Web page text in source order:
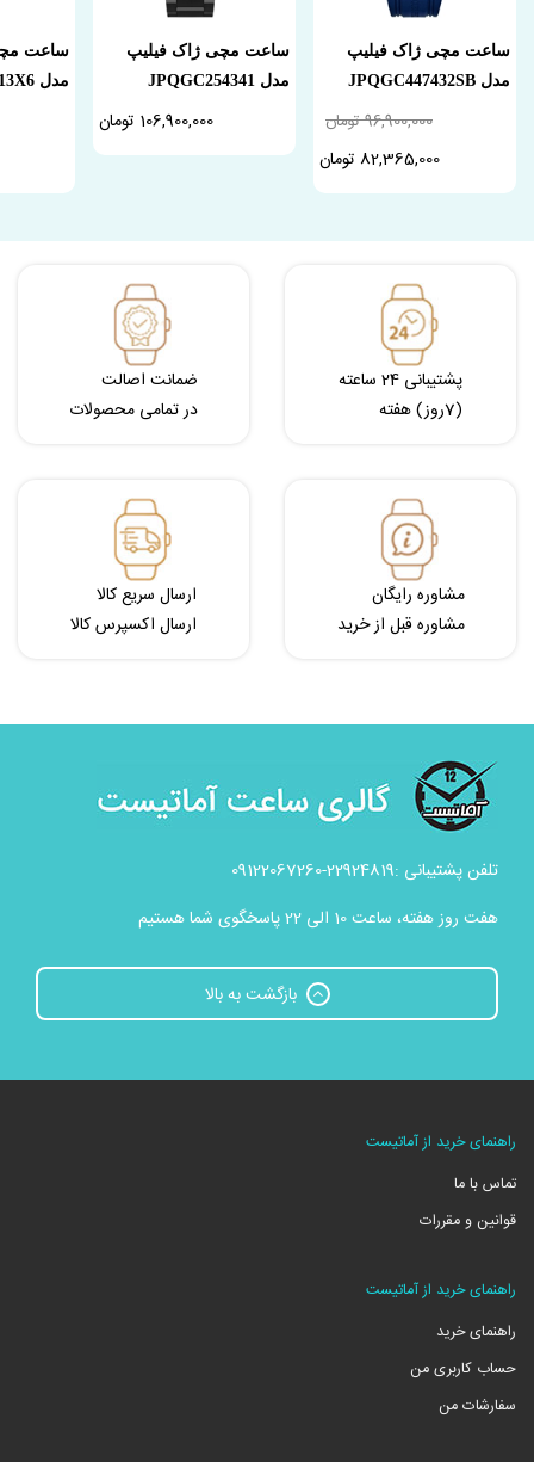
ساعت مچی ژاک فیلیپ
مدل JPQGC447432SB
96,900,000 تومان
82,365,000 تومان
ساعت مچی ژاک فیلیپ
مدل JPQGC254341
106,900,000 تومان
ساعت
مدل JPQGC2013X6
پشتیبانی 24 ساعته
(7روز) هفته
ضمانت اصالت
در تمامی محصولات
مشاوره رایگان
مشاوره قبل از خرید
ارسال سریع کالا
ارسال اکسپرس کالا
تلفن پشتیبانی :22924819-09122067260
هفت روز هفته، ساعت 10 الی 22 پاسخگوی شما هستیم
بازگشت به بالا
راهنمای خرید از آماتیست
تماس با ما
قوانین و مقررات
راهنمای خرید از آماتیست
راهنمای خرید
حساب کاربری من
سفارشات من